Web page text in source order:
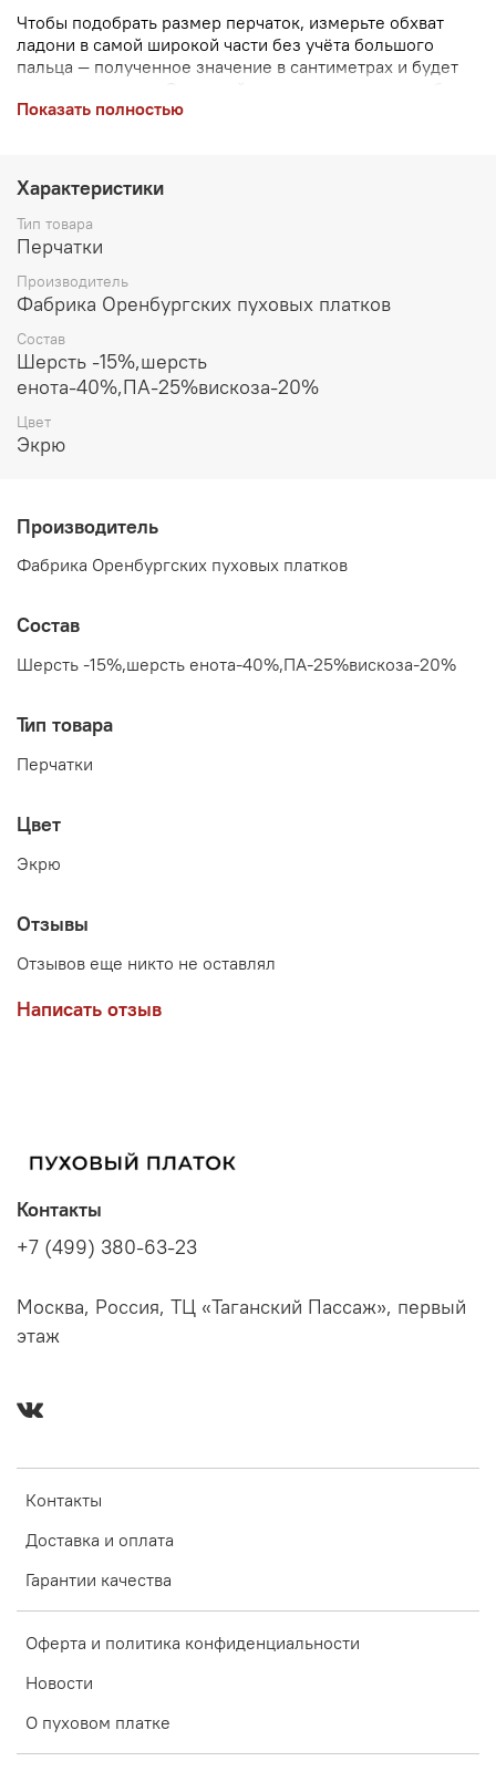
Чтобы подобрать размер перчаток, измерьте обхват
ладони в самой широкой части без учёта большого
пальца — полученное значение в сантиметрах и будет
вашим размером. Однослойные вязаные перчатки без
подклада, с удлиненной манжетой, можно носить как с
Показать полностью
Характеристики
Тип товара
Перчатки
Производитель
Фабрика Оренбургских пуховых платков
Состав
Шерсть -15%,шерсть
енота-40%,ПА-25%вискоза-20%
Цвет
Экрю
Производитель
Фабрика Оренбургских пуховых платков
Состав
Шерсть -15%,шерсть енота-40%,ПА-25%вискоза-20%
Тип товара
Перчатки
Цвет
Экрю
Отзывы
Отзывов еще никто не оставлял
Написать отзыв
Контакты
Доставка и оплата
Гарантии качества
Оферта и политика конфиденциальности
Новости
О пуховом платке
Контакты
+7 (499) 380-63-23
Москва, Россия, ТЦ «Таганский Пассаж», первый
этаж